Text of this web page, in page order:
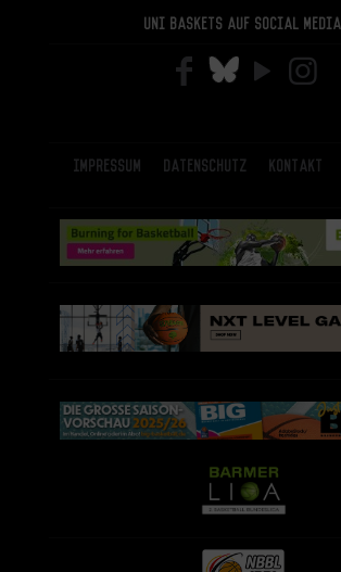
Uni Baskets auf Social Media
Impressum Datenschutz Kontakt